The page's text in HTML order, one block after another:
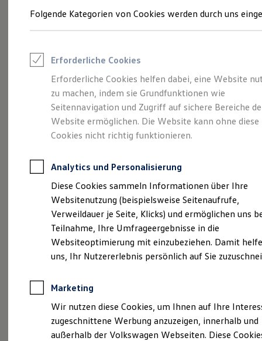
Junge Gebrauchtwagen und Gebrauchtwagen
Saisonangebote
Leasing
Leasing-Angebote
Gebrauchtwagen Leasing
Junge Gebrauchtwagen-Leasing
Elektroauto Leasing
Kleinwagen-Leasing
Leasing ohne Anzahlung
Autokredit mit Schlussrate
Versicherungen und Garantien
Kfz-Versicherung
Restschuldversicherungen
Garantien
Wartungsverträge
Geschäftskunden
Professional Class bei Volkswagen
Großkunden
Behörden
Anpfiff zum Gewinn
Elektroautos
ID. Tutorials
Elektrofahrzeugkonzepte
Gepflegt, geprüft und
für gut befunden.
Volkswagen
Zertifizierte
Gebrauchtwagen.
Folgende Kategorien von Cookies werden durch uns
Erforderliche Cookies
Erforderliche Cookies helfen dabei, eine Website
zu machen, indem sie Grundfunktionen wie
Seitennavigation und Zugriff auf sichere Bereiche
Website ermöglichen. Die Website kann ohne diese
Cookies nicht richtig funktionieren.
Analytics und Personalisierung
Diese Cookies sammeln Informationen über Ihre
Websitenutzung (beispielsweise Seitenaufrufe,
Verweildauer je Seite, Klicks) und ermöglichen uns
Teilnahme, Ihre Umfrageergebnisse in die
Websiteoptimierung mit einzubeziehen. Damit
uns, Ihr Nutzererlebnis persönlich auf Sie
Marketing
Wir nutzen diese Cookies, um Ihnen auf Ihre
zugeschnittene Werbung anzuzeigen, innerhalb und
außerhalb der Volkswagen Webseiten. Diese